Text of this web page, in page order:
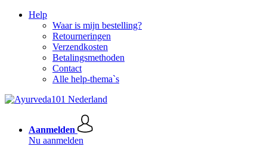
Help
Waar is mijn bestelling?
Retourneringen
Verzendkosten
Betalingsmethoden
Contact
Alle help-thema`s
Aanmelden
Nu aanmelden